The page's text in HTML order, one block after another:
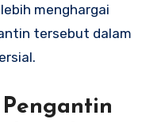
menghargai
tersebut dalam